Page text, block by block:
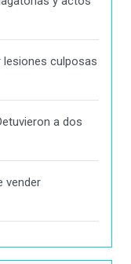
culposas
a dos
vender